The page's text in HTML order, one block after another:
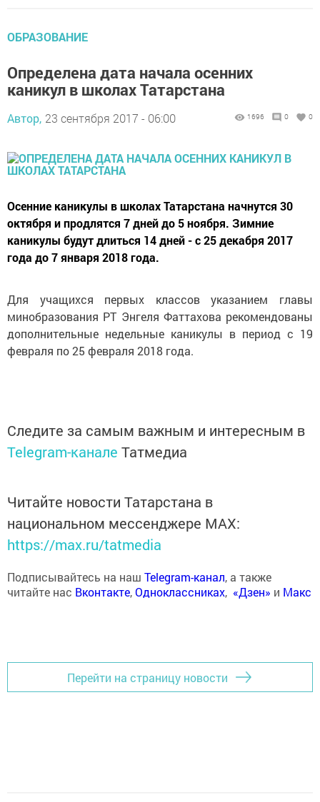
ОБРАЗОВАНИЕ
Определена дата начала осенних
каникул в школах Татарстана
Автор, 23 сентября 2017 - 06:00 1696 0 0
Осенние каникулы в школах Татарстана начнутся 30
октября и продлятся 7 дней до 5 ноября. Зимние
каникулы будут длиться 14 дней - с 25 декабря 2017
года до 7 января 2018 года.
Для учащихся первых классов указанием главы
минобразования РТ Энгеля Фаттахова рекомендованы
дополнительные недельные каникулы в период с 19
февраля по 25 февраля 2018 года.
Следите за самым важным и интересным в
Telegram-канале Татмедиа
Читайте новости Татарстана в
национальном мессенджере MАХ:
https://max.ru/tatmedia
Подписывайтесь на наш Telegram-канал, а также
читайте нас Вконтакте,Одноклассниках, «Дзен» и Макс
Перейти на страницу новости